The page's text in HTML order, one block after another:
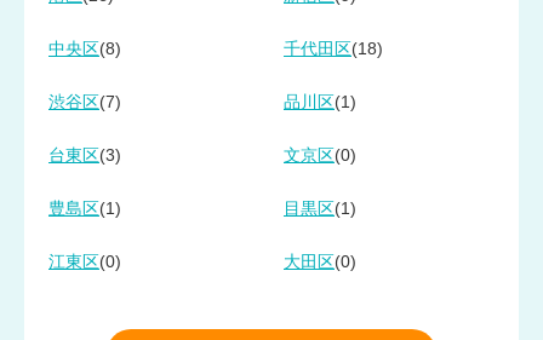
中央区 (8) 千代田区 (18)
渋谷区 (7) 品川区 (1)
台東区 (3) 文京区 (0)
豊島区 (1) 目黒区 (1)
江東区 (0) 大田区 (0)